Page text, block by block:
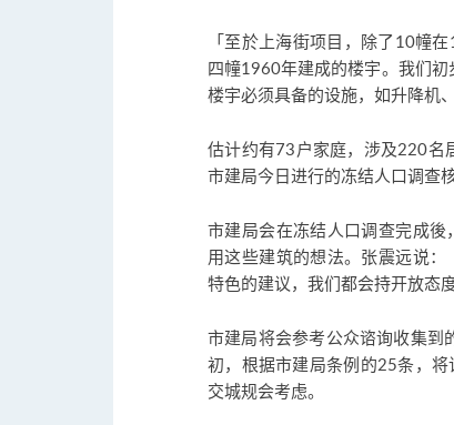
「至於上海街项目，除了10幢
四幢1960年建成的楼宇。我们
楼宇必须具备的设施，如升降机
估计约有73户家庭，涉及220名
市建局今日进行的冻结人口调查
市建局会在冻结人口调查完成
用这些建筑的想法。张震远说
特色的建议，我们都会持开放态
市建局将会参考公众谘询收集
初，根据市建局条例的25条，
交城规会考虑。